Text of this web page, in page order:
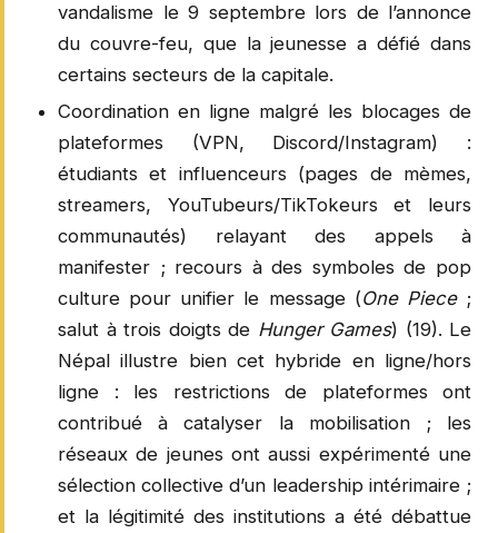
vandalisme le 9 septembre lors de l’annonce
du couvre-feu, que la jeunesse a défié dans
certains secteurs de la capitale.
Coordination en ligne malgré les blocages de
plateformes (VPN, Discord/Instagram) :
étudiants et influenceurs (pages de mèmes,
streamers, YouTubeurs/TikTokeurs et leurs
communautés) relayant des appels à
manifester ; recours à des symboles de pop
culture pour unifier le message (One Piece;
salut à trois doigts de Hunger Games) (19). Le
Népal illustre bien cet hybride en ligne/hors
ligne : les restrictions de plateformes ont
contribué à catalyser la mobilisation ; les
réseaux de jeunes ont aussi expérimenté une
sélection collective d’un leadership intérimaire ;
et la légitimité des institutions a été débattue